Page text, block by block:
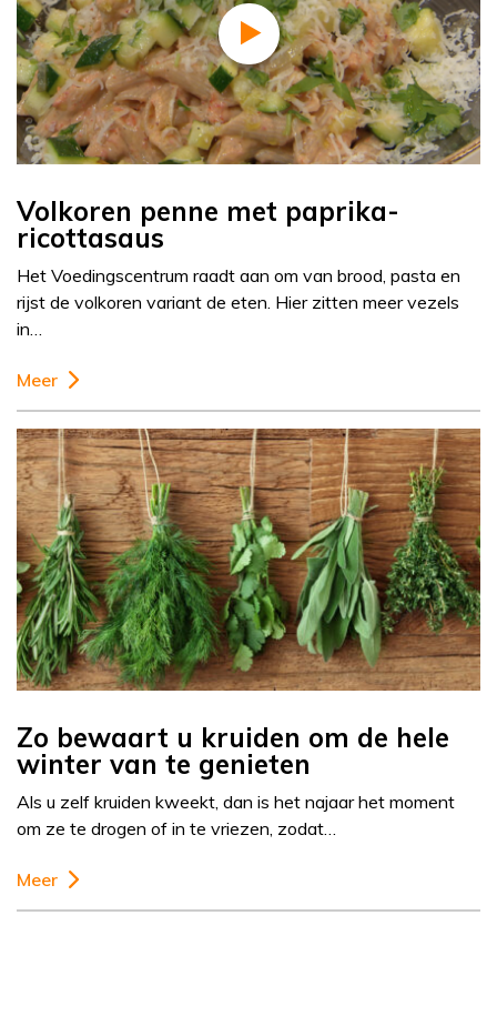
Volkoren penne met paprika-
ricottasaus
Het Voedingscentrum raadt aan om van brood, pasta en
rijst de volkoren variant de eten. Hier zitten meer vezels
in…
Meer
Zo bewaart u kruiden om de hele
winter van te genieten
Als u zelf kruiden kweekt, dan is het najaar het moment
om ze te drogen of in te vriezen, zodat…
Meer